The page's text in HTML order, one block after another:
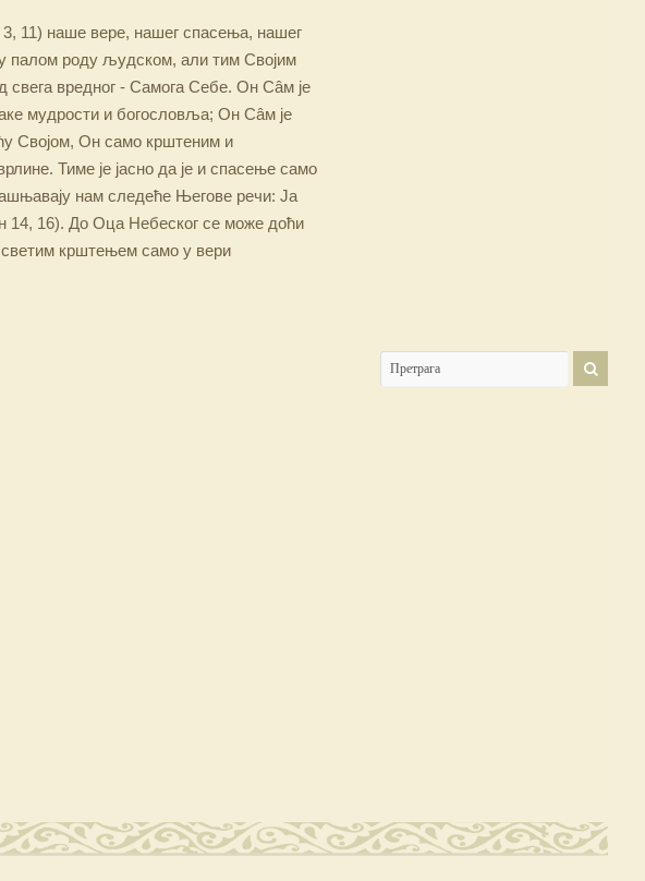
11) наше вере, нашег спасења, нашег
палом роду људском, али тим Својим
свега вредног - Самога Себе. Он Сâм је
мудрости и богословља; Он Сâм је
Својом, Он само крштеним и
Тиме је јасно да је и спасење само
нам следеће Његове речи: Ја
14, 16). До Оца Небеског се може доћи
крштењем само у вери